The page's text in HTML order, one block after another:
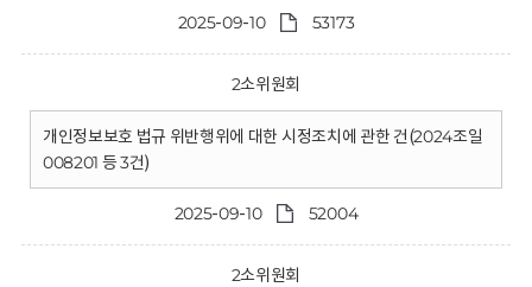
2025-09-10 53173
2소위원회
개인정보보호 법규 위반행위에 대한 시정조치에 관한 건(2024조일
008201 등 3건)
2025-09-10 52004
2소위원회